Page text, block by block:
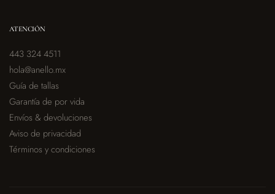
ATENCIÓN
443 324 4511
hola@anello.mx
Guía de tallas
Garantía de por vida
Envíos & devoluciones
Aviso de privacidad
Términos y condiciones